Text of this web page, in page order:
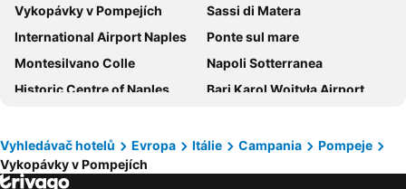
Tramonto d'Oro
L'Arabesco
Il Vicoletto
Villa Sole
Agriturismo La Casa Del Ghiro
Hotel & Spa Relais Freedom
Hilton Sorrento Palace
Hotel Residence Amalfi
Art Hotel Gran Paradiso
Anantara Convento di Amalfi Grand Hotel
Ancelle Sorrento - Casa d'Accoglienza
Monastero Santa Rosa Hotel & Spa
Vykopávky v Pompejích
Sassi di Matera
International Airport Naples
Ponte sul mare
Montesilvano Colle
Napoli Sotterranea
Historic Centre of Naples
Bari Karol Wojtyła Airport
Rodi Garganico
Via Toledo
Porto di Amalfi
Vyhledávač hotelů Evropa Itálie Campania
Pompeje
Vykopávky v Pompejích